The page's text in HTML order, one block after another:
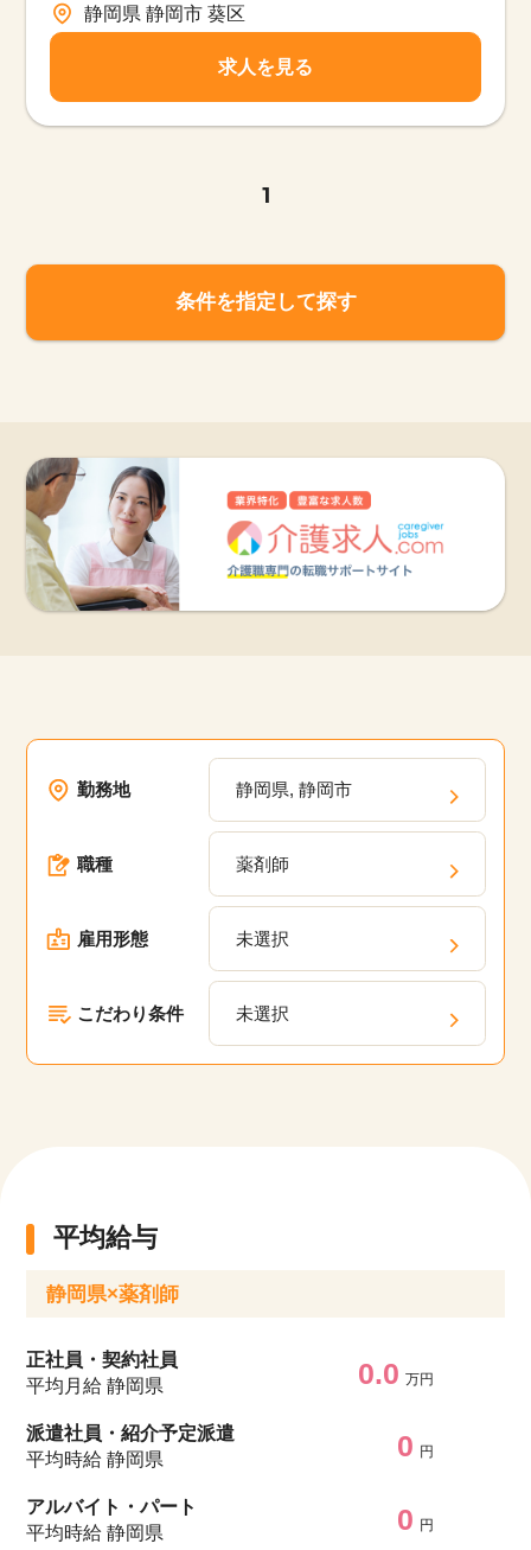
静岡県 静岡市 葵区
求人を見る
1
条件を指定して探す
勤務地 静岡県, 静岡市
職種 薬剤師
雇用形態 未選択
こだわり条件 未選択
平均給与
静岡県×薬剤師
正社員・契約社員
平均月給 静岡県
0.0 万円
派遣社員・紹介予定派遣
平均時給 静岡県
0 円
アルバイト・パート
平均時給 静岡県
0 円